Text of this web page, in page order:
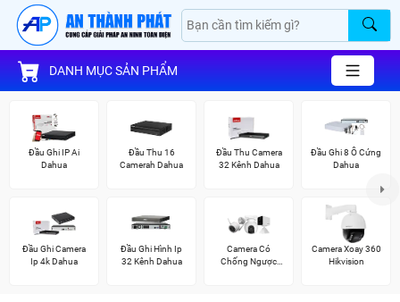
DANH MỤC SẢN PHẨM
Đầu Ghi IP Ai
Dahua
Đầu Thu 16
Camerah Dahua
Đầu Thu Camera
32 Kênh Dahua
Đầu Ghi 8 Ổ Cứng
Dahua
Đầu Ghi Camera
Ip 4k Dahua
Đầu Ghi Hình Ip
32 Kênh Dahua
Camera Có
Chống Ngược
Camera Xoay 360
Hikvision